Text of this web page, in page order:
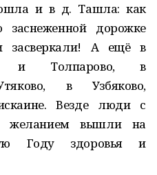
и в д. Ташла: как
заснеженной дорожке
засверкали! А ещё в
и Толпарово, в
в Узбяково,
Везде люди с
желанием вышли на
Году здоровья и